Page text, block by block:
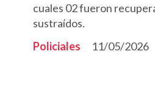
cuales 02 fueron
sustraídos.
Policiales
11/05/2026